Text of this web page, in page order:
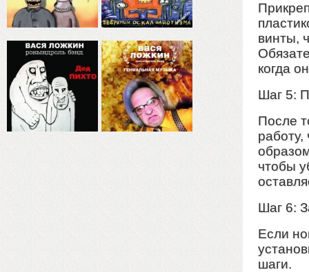
винты,
когда
Шаг 5:
После
чтобы
Шаг 6:
Если
шаги.